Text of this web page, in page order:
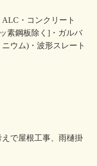
・コンクリート
素鋼板除く]・ガルバ
ウム)・波形スレート
で屋根工事、雨樋掛